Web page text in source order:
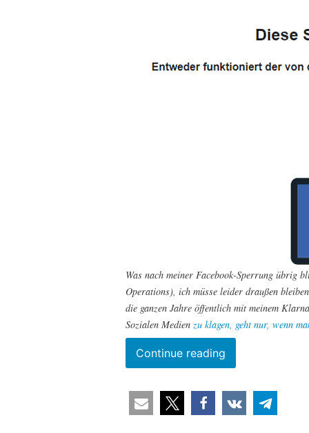
Was nach meiner Facebook-Sperrung übrig
Operations), ich müsse leider draußen
die ganzen Jahre öffentlich mit meinem
Sozialen Medien zu klagen, geht nur, wenn
Continue reading
Facebook-
Sperrung
und